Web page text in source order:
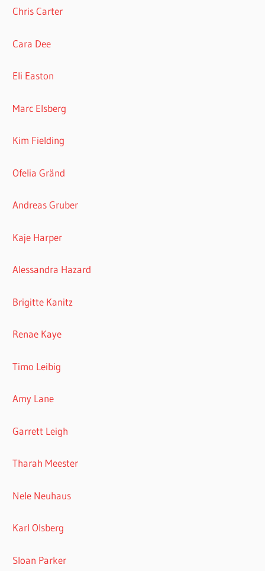
Chris Carter
Cara Dee
Eli Easton
Marc Elsberg
Kim Fielding
Ofelia Gränd
Andreas Gruber
Kaje Harper
Alessandra Hazard
Brigitte Kanitz
Renae Kaye
Timo Leibig
Amy Lane
Garrett Leigh
Tharah Meester
Nele Neuhaus
Karl Olsberg
Sloan Parker